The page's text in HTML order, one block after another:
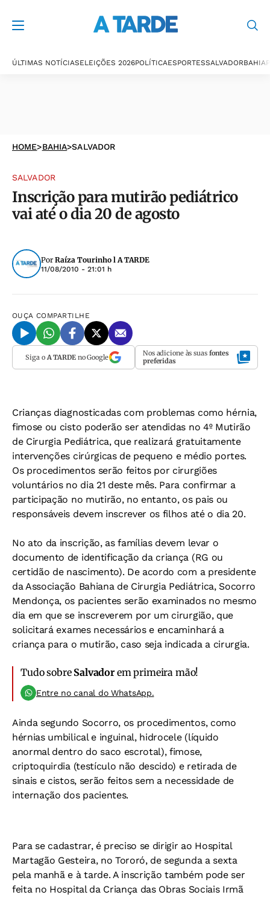
ÚLTIMAS NOTÍCIASELEIÇÕES 2026POLÍTICAESPORTESSALVADORBAHIA
HOME>BAHIA>SALVADOR
SALVADOR
Inscrição para mutirão pediátrico
vai até o dia 20 de agosto
Por Raíza Tourinho l A TARDE
11/08/2010 - 21:01 h
OUÇA COMPARTILHE
Siga o A TARDEno Google Nos adicione às suas fontes
preferidas
Crianças diagnosticadas com problemas como hérnia,
fimose ou cisto poderão ser atendidas no 4º Mutirão
de Cirurgia Pediátrica, que realizará gratuitamente
intervenções cirúrgicas de pequeno e médio portes.
Os procedimentos serão feitos por cirurgiões
voluntários no dia 21 deste mês. Para confirmar a
participação no mutirão, no entanto, os pais ou
responsáveis devem inscrever os filhos até o dia 20.
No ato da inscrição, as famílias devem levar o
documento de identificação da criança (RG ou
certidão de nascimento). De acordo com a presidente
da Associação Bahiana de Cirurgia Pediátrica, Socorro
Mendonça, os pacientes serão examinados no mesmo
dia em que se inscreverem por um cirurgião, que
solicitará exames necessários e encaminhará a
criança para o mutirão, caso seja indicada a cirurgia.
Tudo sobre Salvadorem primeira mão!
Entre no canal do WhatsApp.
Ainda segundo Socorro, os procedimentos, como
hérnias umbilical e inguinal, hidrocele (líquido
anormal dentro do saco escrotal), fimose,
criptoquirdia (testículo não descido) e retirada de
sinais e cistos, serão feitos sem a necessidade de
internação dos pacientes.
Para se cadastrar, é preciso se dirigir ao Hospital
Martagão Gesteira, no Tororó, de segunda a sexta
pela manhã e à tarde. A inscrição também pode ser
feita no Hospital da Criança das Obras Sociais Irmã